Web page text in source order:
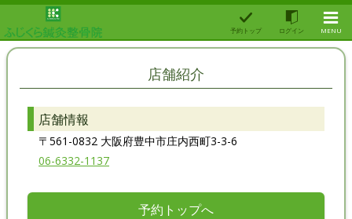
予約トップ ログイン MENU
店舗紹介
店舗情報
〒561-0832 大阪府豊中市庄内西町3-3-6
06-6332-1137
予約トップへ